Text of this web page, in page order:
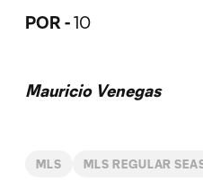
POR -10
Mauricio Venegas
MLS MLS REGULAR